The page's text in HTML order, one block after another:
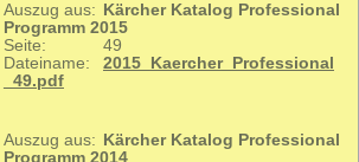
Auszug aus:
Kärcher Katalog Professional
Programm 2015
Seite:
49
Dateiname:
2015_Kaercher_Professional
_49.pdf
Auszug aus:
Kärcher Katalog Professional
Programm 2014